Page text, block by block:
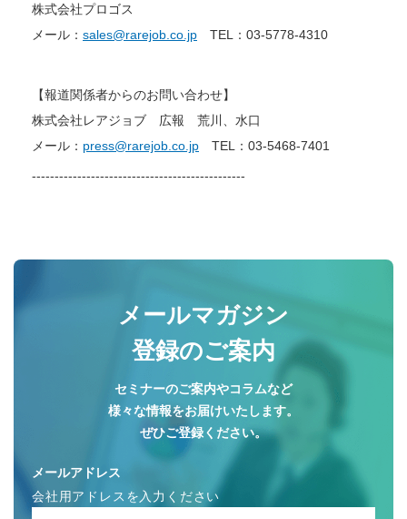
株式会社プロゴス
メール： sales@rarejob.co.jp TEL：03-5778-4310
【報道関係者からのお問い合わせ】
株式会社レアジョブ 広報 荒川、水口
メール： press@rarejob.co.jp TEL： 03-5468-7401
-----------------------------------------------
メールマガジン
登録のご案内
セミナーのご案内やコラムなど
様々な情報をお届けいたします。
ぜひご登録ください。
メールアドレス
会社用アドレスを入力ください